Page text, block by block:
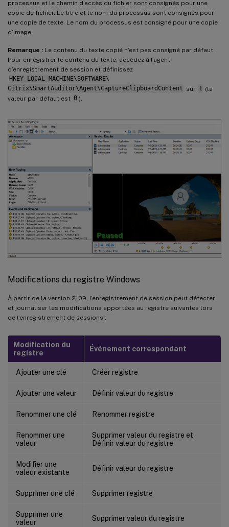
processus et le chemin d’accès du fichier sont consignés pour une
copie de fichier. Le titre et le nom du processus sont consignés pour
une copie de texte. Le nom du processus est consigné pour une copie
d’image.
Remarque : Le contenu du texte copié n’est pas consigné par défaut.
Pour enregistrer le contenu du texte, accédez à l’agent
d’enregistrement de session et définissez
HKEY_LOCAL_MACHINE\SOFTWARE\
Citrix\SmartAuditor\Agent\CaptureClipboardContent sur 1 (la
valeur par défaut est 0 ).
Modifications du registre Windows
À partir de la version 2109, l’enregistrement de session peut détecter
et journaliser les modifications apportées au registre suivantes lors
de l’enregistrement de sessions :
Modification du
registre
Événement correspondant
Ajouter une clé Créer registre
Ajouter une valeur Définir valeur du registre
Renommer une clé Renommer registre
Renommer une
valeur
Supprimer valeur du registre et
Définir valeur du registre
Modifier une
valeur existante
Définir valeur du registre
Supprimer une clé Supprimer registre
Supprimer une
valeur
Supprimer valeur du registre